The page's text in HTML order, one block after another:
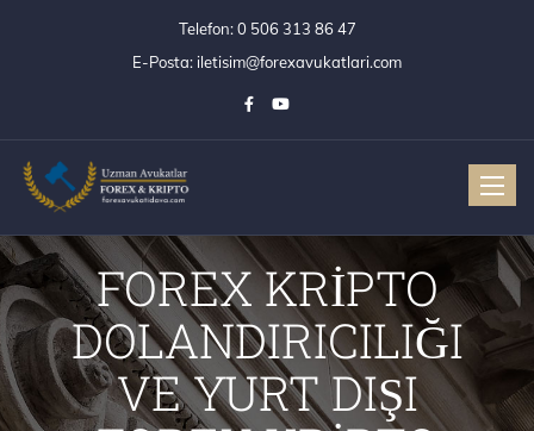
Telefon:0 506 313 86 47
E-Posta: iletisim@forexavukatlari.com
FOREX KRİPTO
DOLANDIRICILIĞI
VE YURT DIŞI